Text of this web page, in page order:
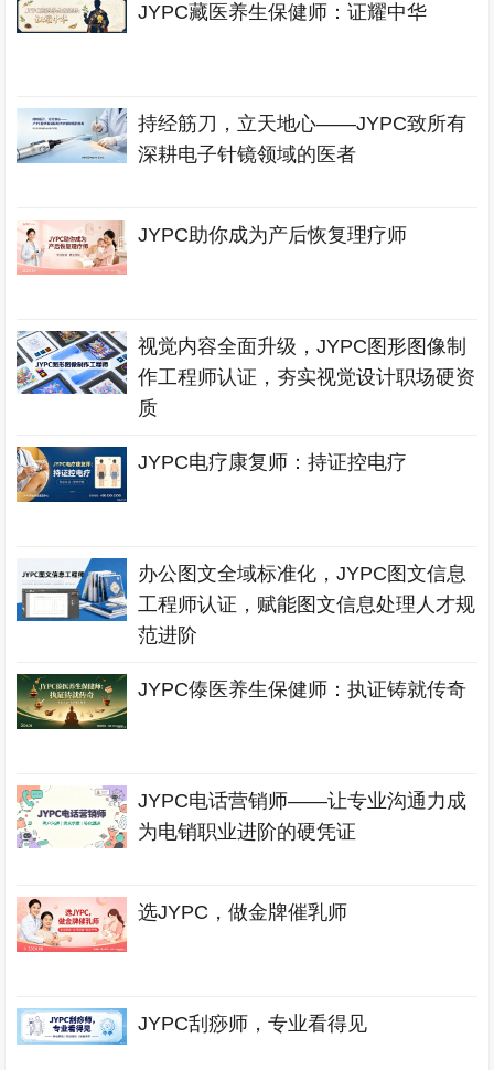
JYPC藏医养生保健师：证耀中华
持经筋刀，立天地心——JYPC致所有
深耕电子针镜领域的医者
JYPC助你成为产后恢复理疗师
视觉内容全面升级，JYPC图形图像制
作工程师认证，夯实视觉设计职场硬资
质
JYPC电疗康复师：持证控电疗
办公图文全域标准化，JYPC图文信息
工程师认证，赋能图文信息处理人才规
范进阶
JYPC傣医养生保健师：执证铸就传奇
JYPC电话营销师——让专业沟通力成
为电销职业进阶的硬凭证
选JYPC，做金牌催乳师
JYPC刮痧师，专业看得见